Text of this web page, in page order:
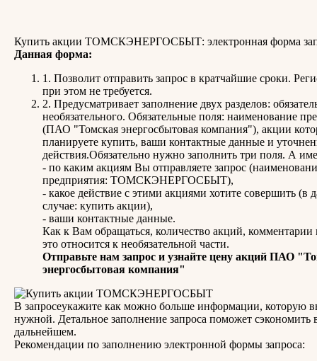
Купить акции ТОМСКЭНЕРГОСБЫТ: электронная форма
Данная форма:
1. Позволит отправить запрос в кратчайшие сроки.
при этом не требуется.
2. Предусматривает заполнение двух разделов:
необязательного. Обязательные поля: наименование
(ПАО "Томская энергосбытовая компания"), акции
планируете купить, ваши контактные данные и
действия.Обязательно нужно заполнить три поля. А
- по каким акциям Вы отправляете запрос
предприятия: ТОМСКЭНЕРГОСБЫТ),
- какое действие с этими акциями хотите совершить (в
случае: купить акции),
- ваши контактные данные.
Как к Вам обращаться, количество акций, комментарии
это относится к необязательной части.
Отправьте нам запрос и узнайте цену акций ПАО
энергосбытовая компания"
В запросеукажите как можно больше информации, которую
нужной. Детальное заполнение запроса поможет сэкономить
дальнейшем.
Рекомендации по заполнению электронной формы запроса: